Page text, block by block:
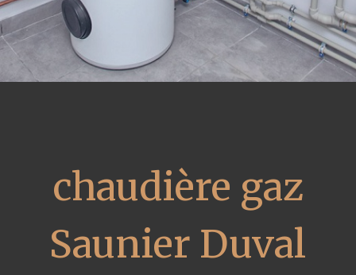
chaudière gaz
Saunier Duval